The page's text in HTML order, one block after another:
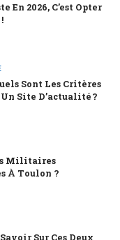
En 2026, C’est Opter
Sont Les Critères
Site D’actualité ?
Militaires
À Toulon ?
Sur Ces Deux